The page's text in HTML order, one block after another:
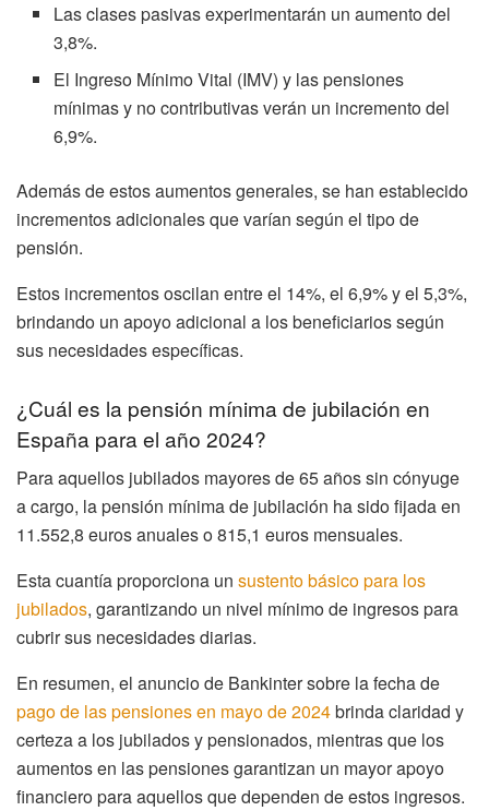
Las clases pasivas experimentarán un aumento del
3,8%.
El Ingreso Mínimo Vital (IMV) y las pensiones
mínimas y no contributivas verán un incremento del
6,9%.
Además de estos aumentos generales, se han establecido
incrementos adicionales que varían según el tipo de
pensión.
Estos incrementos oscilan entre el 14%, el 6,9% y el 5,3%,
brindando un apoyo adicional a los beneficiarios según
sus necesidades específicas.
¿Cuál es la pensión mínima de jubilación en
España para el año 2024?
Para aquellos jubilados mayores de 65 años sin cónyuge
a cargo, la pensión mínima de jubilación ha sido fijada en
11.552,8 euros anuales o 815,1 euros mensuales.
Esta cuantía proporciona un sustento básico para los
jubilados, garantizando un nivel mínimo de ingresos para
cubrir sus necesidades diarias.
En resumen, el anuncio de Bankinter sobre la fecha de
pago de las pensiones en mayo de 2024brinda claridad y
certeza a los jubilados y pensionados, mientras que los
aumentos en las pensiones garantizan un mayor apoyo
financiero para aquellos que dependen de estos ingresos.